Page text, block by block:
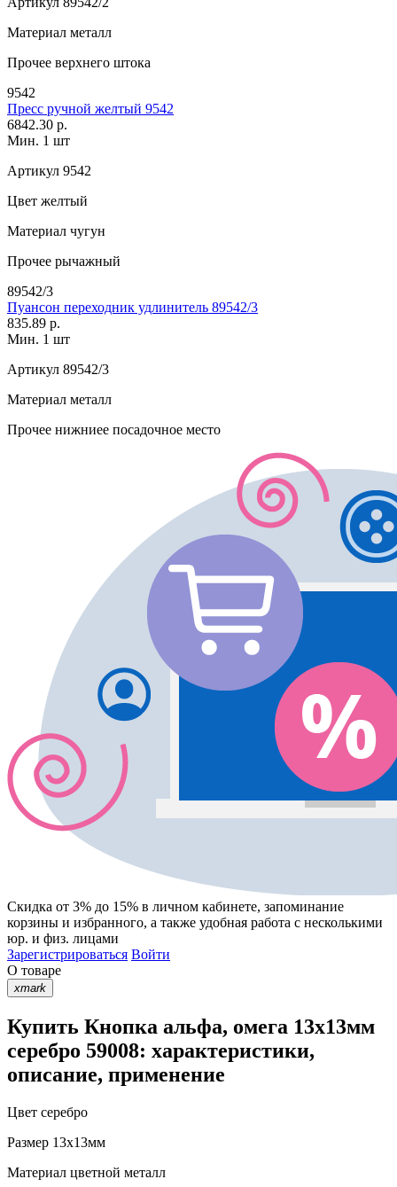
Материал металл
Прочее верхнего штока
9542
Пресс ручной желтый 9542
6842.30 р.
Мин. 1 шт
Артикул 9542
Цвет желтый
Материал чугун
Прочее рычажный
89542/3
Пуансон переходник удлинитель 89542/3
835.89 р.
Мин. 1 шт
Артикул 89542/3
Материал металл
Прочее нижниее посадочное место
Скидка от 3% до 15% в личном кабинете, запоминание
корзины и избранного, а также удобная работа с несколькими
юр. и физ. лицами
Зарегистрироваться Войти
О товаре
xmark
Купить Кнопка альфа, омега 13х13мм
серебро 59008: характеристики,
описание, применение
Цвет серебро
Размер 13х13мм
Материал цветной металл